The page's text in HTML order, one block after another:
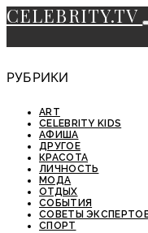
CELEBRITY.TV
РУБРИКИ
ART
CELEBRITY KIDS
АФИША
ДРУГОЕ
КРАСОТА
ЛИЧНОСТЬ
МОДА
ОТДЫХ
СОБЫТИЯ
СОВЕТЫ
СПОРТ